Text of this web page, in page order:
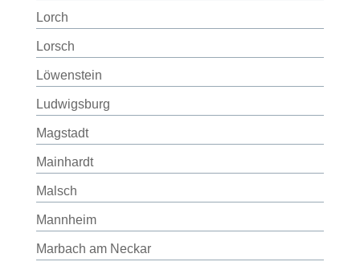
Lorch
Lorsch
Löwenstein
Ludwigsburg
Magstadt
Mainhardt
Malsch
Mannheim
Marbach am Neckar